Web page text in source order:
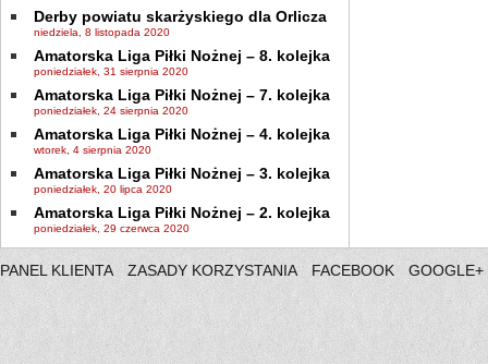
Derby powiatu skarżyskiego dla Orlicza
niedziela, 8 listopada 2020
Amatorska Liga Piłki Nożnej – 8. kolejka
poniedziałek, 31 sierpnia 2020
Amatorska Liga Piłki Nożnej – 7. kolejka
poniedziałek, 24 sierpnia 2020
Amatorska Liga Piłki Nożnej – 4. kolejka
wtorek, 4 sierpnia 2020
Amatorska Liga Piłki Nożnej – 3. kolejka
poniedziałek, 20 lipca 2020
Amatorska Liga Piłki Nożnej – 2. kolejka
poniedziałek, 29 czerwca 2020
PANEL KLIENTA ZASADY KORZYSTANIA FACEBOOK GOOGLE+